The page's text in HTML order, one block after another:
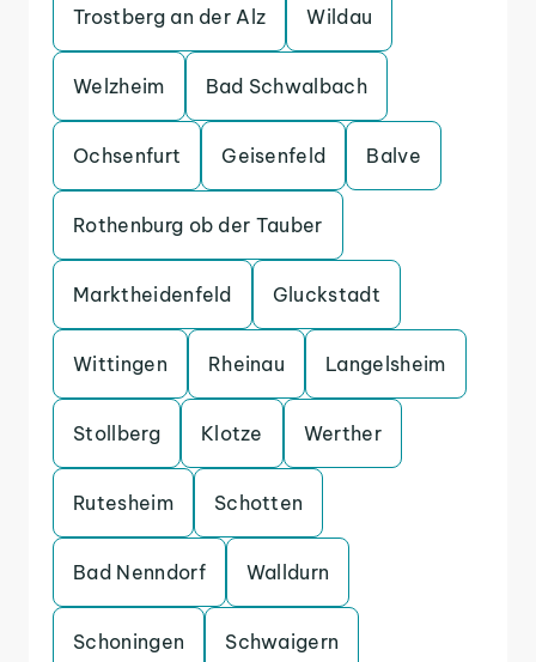
Trostberg an der Alz Wildau
Welzheim Bad Schwalbach
Ochsenfurt Geisenfeld Balve
Rothenburg ob der Tauber
Marktheidenfeld Gluckstadt
Wittingen Rheinau Langelsheim
Stollberg Klotze Werther
Rutesheim Schotten
Bad Nenndorf Walldurn
Schoningen Schwaigern